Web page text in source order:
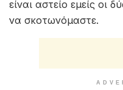
είναι αστείο εμείς οι
να σκοτωνόμαστε.